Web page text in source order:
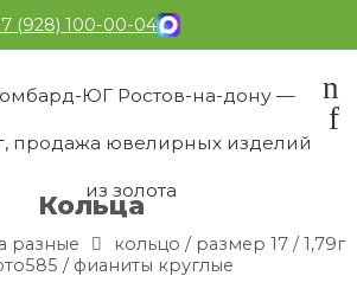
(928) 100-00-04
Кольца
разные
кольцо / размер 17 / 1,79г
/ фианиты круглые